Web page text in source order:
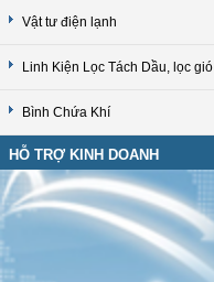
Vật tư điện lạnh
Linh Kiện Lọc Tách Dầu, lọc gió
Bình Chứa Khí
HỖ TRỢ KINH DOANH